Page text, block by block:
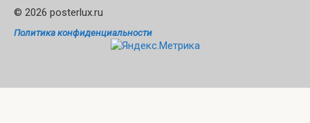
© 2026 posterlux.ru
Политика конфиденциальности